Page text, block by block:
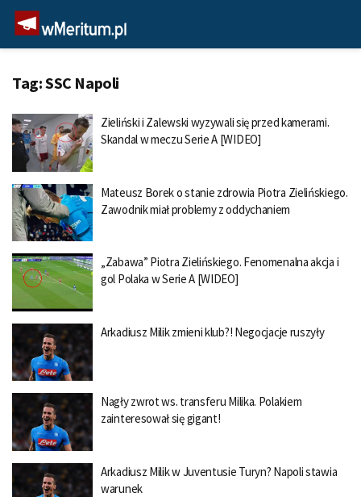
Tag:SSC Napoli
Zieliński i Zalewski wyzywali się przed kamerami.
Skandal w meczu Serie A [WIDEO]
Mateusz Borek o stanie zdrowia Piotra Zielińskiego.
Zawodnik miał problemy z oddychaniem
„Zabawa” Piotra Zielińskiego. Fenomenalna akcja i
gol Polaka w Serie A [WIDEO]
Arkadiusz Milik zmieni klub?! Negocjacje ruszyły
Nagły zwrot ws. transferu Milika. Polakiem
zainteresował się gigant!
Arkadiusz Milik w Juventusie Turyn? Napoli stawia
warunek